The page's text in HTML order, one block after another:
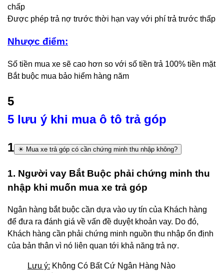
chấp
Được phép trả nợ trước thời hạn vay với phí trả trước thấp
Nhược điểm:
Số tiền mua xe sẽ cao hơn so với số tiền trả 100% tiền mặt
Bắt buộc mua bảo hiểm hàng năm
5
5 lưu ý khi mua ô tô trả góp
1 ☀ Mua xe trả góp có cần chứng minh thu nhập không?
1. Người vay Bắt Buộc phải chứng minh thu
nhập khi muốn mua xe trả góp
Ngân hàng bắt buộc cần dựa vào uy tín của Khách hàng
để đưa ra đánh giá về vấn đề duyệt khoản vay. Do đó,
Khách hàng cần phải chứng minh nguồn thu nhập ổn định
của bản thân vì nó liên quan tới khả năng trả nợ.
Lưu ý: Không Có Bất Cứ Ngân Hàng Nào